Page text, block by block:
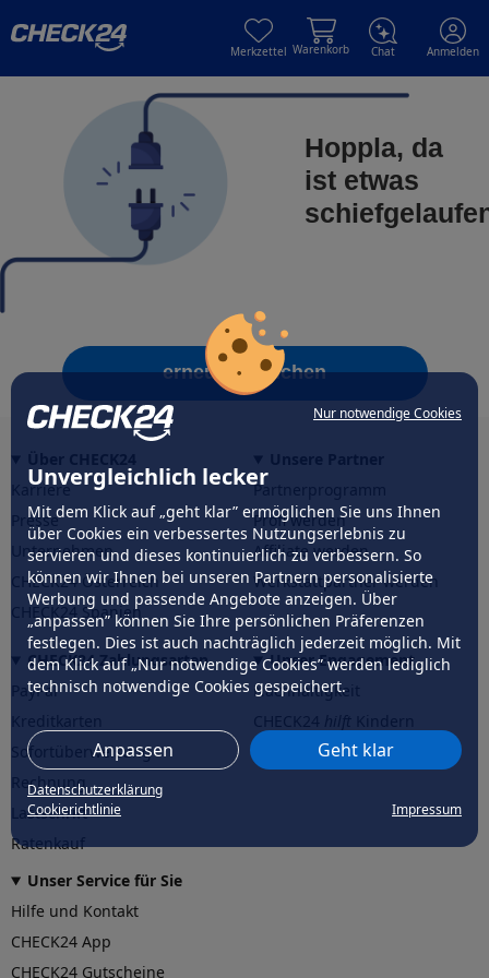
Nur notwendige Cookies
Unvergleichlich lecker
Mit dem Klick auf „geht klar” ermöglichen Sie uns Ihnen
über Cookies ein verbessertes Nutzungserlebnis zu
servieren und dieses kontinuierlich zu verbessern. So
können wir Ihnen bei unseren Partnern personalisierte
Werbung und passende Angebote anzeigen. Über
„anpassen” können Sie Ihre persönlichen Präferenzen
festlegen. Dies ist auch nachträglich jederzeit möglich. Mit
dem Klick auf „Nur notwendige Cookies” werden lediglich
technisch notwendige Cookies gespeichert.
Anpassen Geht klar
Datenschutzerklärung
Cookierichtlinie
Impressum
Merkzettel Warenkorb Chat Anmelden
Hoppla, da
ist etwas
erneut versuchen
Karriere
Presse
Unternehmen
CHECK24 Österreich
CHECK24 Spanien
Partnerprogramm
Profi werden
Affiliate werden
Werkstattpartner werden
CHECK24 Zahlungsarten
PayPal
Sofortüberweisung
Rechnung
Lastschrift
Ratenkauf
Unser Engagement
Nachhaltigkeit
CHECK24hilftder Natur
Unser Service für Sie
Hilfe und Kontakt
CHECK24 App
CHECK24 Gutscheine